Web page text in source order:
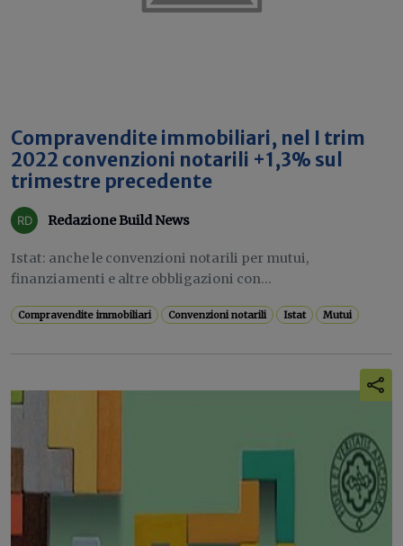
Compravendite immobiliari, nel I trim
2022 convenzioni notarili +1,3% sul
trimestre precedente
Redazione Build News
Istat: anche le convenzioni notarili per mutui,
finanziamenti e altre obbligazioni con...
Compravendite immobiliari Convenzioni notarili Istat Mutui